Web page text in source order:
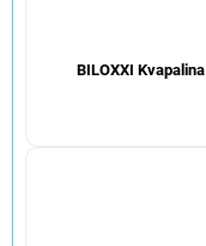
BILOXXI